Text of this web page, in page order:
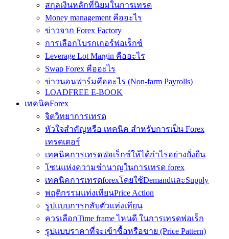
สกุลเงินหลักที่นิยมในการเทรด
Money management คืออะไร
ข่าวจาก Forex Factory
การเลือกโบรกเกอร์ฟอเร็กซ์
Leverage Lot Margin คืออะไร
Swap Forex คืออะไร
ข่าวนอนฟาร์มคืออะไร (Non-farm Payrolls)
LOADFREE E-BOOK
เทคนิคForex
จิตวิทยาการเทรด
หัวใจสำคัญหรือ เทคนิค สำหรับการเป็น Forex
เทรดเดอร์
เทคนิคการเทรดฟอเร็กซ์ให้ได้กำไรอย่างยั่งยืน
โซนแห่งความชำนาญในการเทรด forex
เทคนิคการเทรดforexโดยใช้DemandและSupply
พฤติกรรมแท่งเทียนPrice Action
รูปแบบการกลับตัวแท่งเทียน
ควรเลือกTime frame ไหนดี ในการเทรดฟอเร็ก
รูปแบบราคาที่จะเข้าซื้อหรือขาย (Price Pattern)